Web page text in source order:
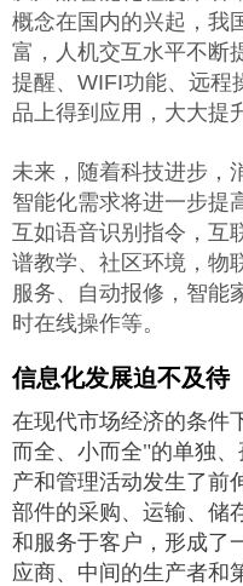
概念在国内的兴起，我
富，人机交互水平不断
提醒、WIFI功能、远程
品上得到应用，大大提
未来，随着科技进步，
智能化需求将进一步提
互如语音识别指令，互
谱教学、社区环境，物
服务、自动报修，智能
时在线操作等。
信息化发展迫不及待
在现代市场经济的条件
而全、小而全"的单独
产和管理活动发生了前
部件的采购、运输、储
和服务于客户，形成
应商、中间的生产者和